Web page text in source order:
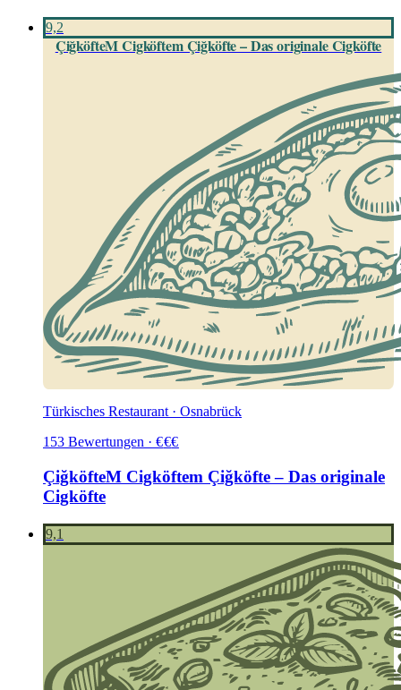
9,2
ÇiğköfteM Cigköftem Çiğköfte – Das originale Cigköfte
Türkisches Restaurant · Osnabrück
153 Bewertungen · €€€
ÇiğköfteM Cigköftem Çiğköfte – Das originale
Cigköfte
9,1